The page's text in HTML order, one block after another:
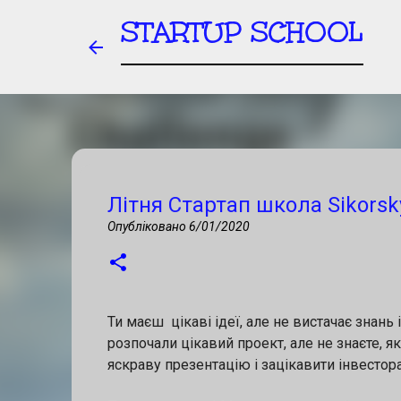
STARTUP SCHOOL
Старт другого
Sikorsky Challenge Accelerator
Запрошуємо українські стартапи,
MSCA September Lviv 2026. 📍 Львів |
важливо знати учасникам: 💡
0
Літня Стартап школа
Опубліковано 6/01/2020
Ти маєш цікаві ідеї, але не вистачає
розпочали цікавий проект, але не знаєте,
яскраву презентацію і зацікавити